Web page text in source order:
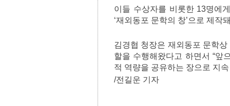
이들 수상자를 비롯한 13명에
‘재외동포 문학의 창’으로 제작
김경협 청장은 재외동포 문학
할을 수행해왔다고 하면서 “앞
적 역량을 공유하는 장으로 지
/전길운 기자